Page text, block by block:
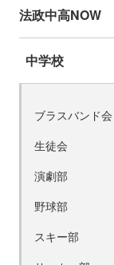
法政中高NOW
中学校
ブラスバンド会
生徒会
演劇部
野球部
スキー部